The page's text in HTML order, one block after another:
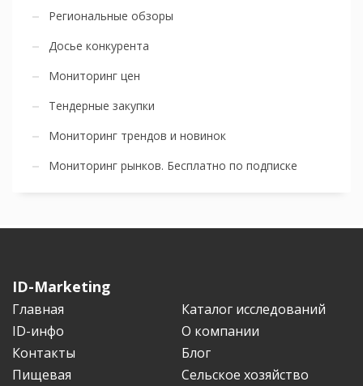
Региональные обзоры
Досье конкурента
Мониторинг цен
Тендерные закупки
Мониторинг трендов и новинок
Мониторинг рынков. Бесплатно по подписке
ID-Marketing
Главная
Каталог исследований
ID-инфо
О компании
Контакты
Блог
Пищевая
Сельское хозяйство